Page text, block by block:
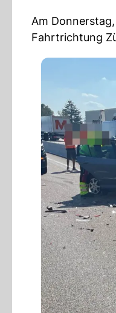
Am
Fahrtrichtung